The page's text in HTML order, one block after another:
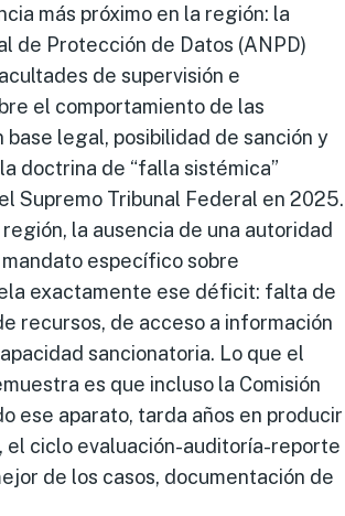
más próximo en la región: la
de Protección de Datos (ANPD)
de supervisión e
el comportamiento de las
base legal, posibilidad de sanción y
doctrina de “falla sistémica”
Supremo Tribunal Federal en 2025.
la ausencia de una autoridad
específico sobre
exactamente ese déficit: falta de
recursos, de acceso a información
sancionatoria. Lo que el
es que incluso la Comisión
ese aparato, tarda años en producir
el ciclo evaluación-auditoría-reporte
de los casos, documentación de